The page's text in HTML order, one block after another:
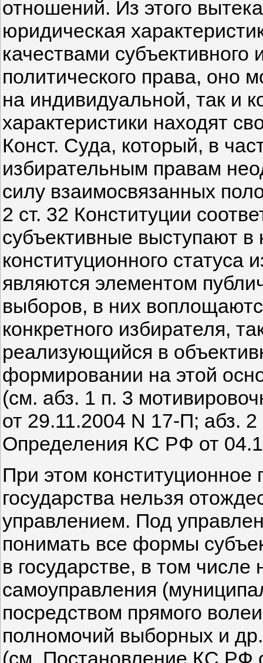
отношений. Из этого
юридическая
качествами
политического права, оно
на индивидуальной, так и
характеристики находят
Конст. Суда, который, в
избирательным правам
силу взаимосвязанных
2 ст. 32 Конституции
субъективные выступают в
конституционного статуса
являются элементом
выборов, в них
конкретного избирателя,
реализующийся в
формировании на этой
(см. абз. 1 п. 3
от 29.11.2004 N 17-П; абз.
Определения КС РФ от
При этом
государства нельзя
управлением. Под
понимать все формы
в государстве, в том числе
самоуправления
посредством прямого
полномочий выборных и
(см. Постановление КС РФ